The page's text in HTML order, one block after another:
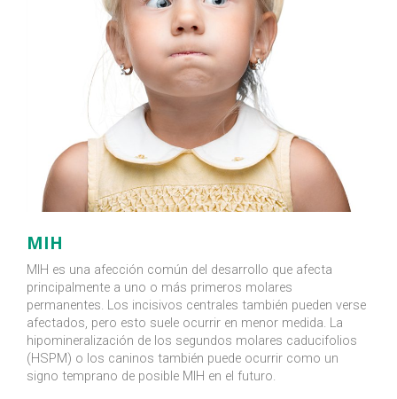
MIH
MIH es una afección común del desarrollo que afecta
principalmente a uno o más primeros molares
permanentes. Los incisivos centrales también pueden verse
afectados, pero esto suele ocurrir en menor medida. La
hipomineralización de los segundos molares caducifolios
(HSPM) o los caninos también puede ocurrir como un
signo temprano de posible MIH en el futuro.